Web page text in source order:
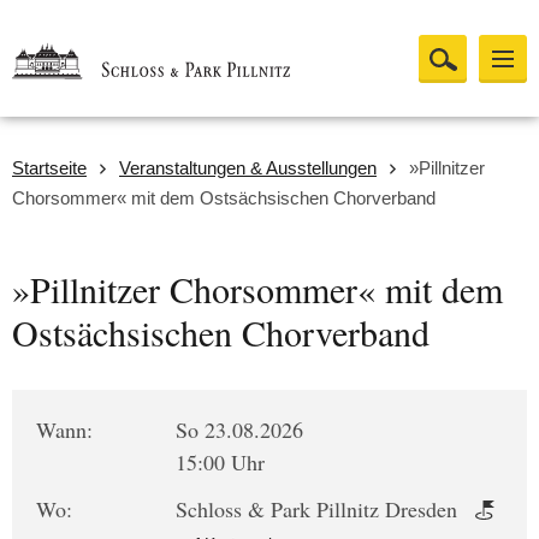
Startseite Veranstaltungen & Ausstellungen
»Pillnitzer
Chorsommer« mit dem Ostsächsischen Chorverband
»Pillnitzer Chorsommer« mit dem
Ostsächsischen Chorverband
Wann:
So 23.08.2026
15:00 Uhr
Wo:
Schloss & Park Pillnitz Dresden